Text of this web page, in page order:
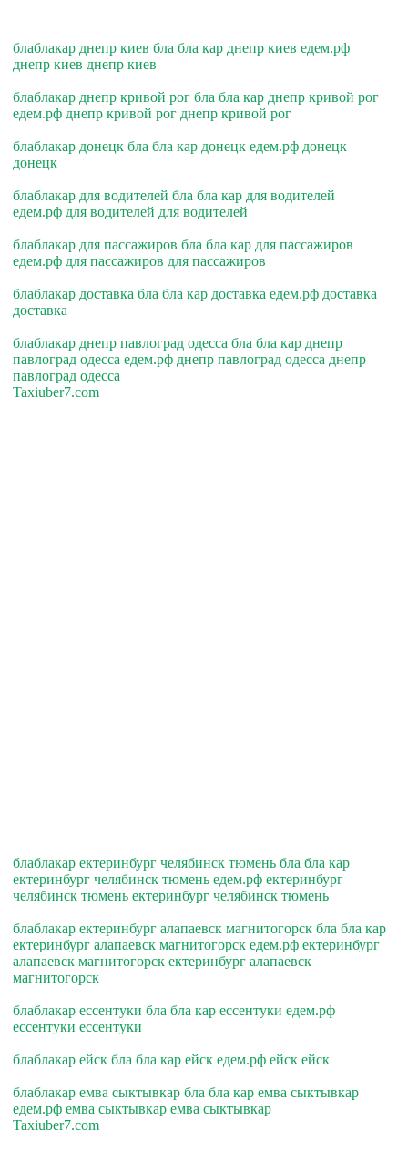
блаблакар днепр киев бла бла кар днепр киев едем.рф
днепр киев днепр киев
блаблакар днепр кривой рог бла бла кар днепр кривой рог
едем.рф днепр кривой рог днепр кривой рог
блаблакар донецк бла бла кар донецк едем.рф донецк
донецк
блаблакар для водителей бла бла кар для водителей
едем.рф для водителей для водителей
блаблакар для пассажиров бла бла кар для пассажиров
едем.рф для пассажиров для пассажиров
блаблакар доставка бла бла кар доставка едем.рф доставка
доставка
блаблакар днепр павлоград одесса бла бла кар днепр
павлоград одесса едем.рф днепр павлоград одесса днепр
павлоград одесса
Taxiuber7.com
блаблакар ектеринбург челябинск тюмень бла бла кар
ектеринбург челябинск тюмень едем.рф ектеринбург
челябинск тюмень ектеринбург челябинск тюмень
блаблакар ектеринбург алапаевск магнитогорск бла бла кар
ектеринбург алапаевск магнитогорск едем.рф ектеринбург
алапаевск магнитогорск ектеринбург алапаевск
магнитогорск
блаблакар ессентуки бла бла кар ессентуки едем.рф
ессентуки ессентуки
блаблакар ейск бла бла кар ейск едем.рф ейск ейск
блаблакар емва сыктывкар бла бла кар емва сыктывкар
едем.рф емва сыктывкар емва сыктывкар
Taxiuber7.com